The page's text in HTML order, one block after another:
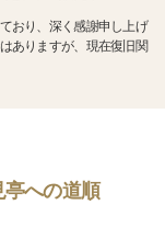
おり、深く感謝申し上げ
ありますが、現在復旧関
亭への道順